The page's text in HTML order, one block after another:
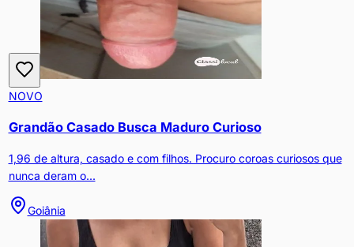
NOVO
Grandão Casado Busca Maduro Curioso
1,96 de altura, casado e com filhos. Procuro coroas curiosos que
nunca deram o...
Goiânia